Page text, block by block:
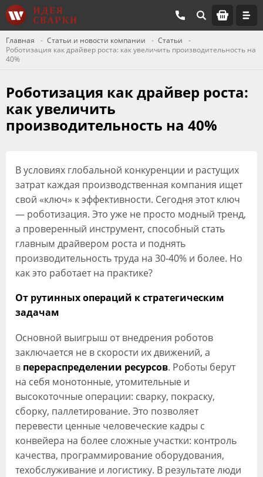
Главная Статьи и новости компании
Статьи
Роботизация как драйвер роста: как увеличить производительность на
40%
Роботизация как драйвер роста:
как увеличить
производительность на 40%
В условиях глобальной конкуренции и растущих
затрат каждая производственная компания ищет
свой «ключ» к эффективности. Сегодня этот ключ
— роботизация. Это уже не просто модный тренд,
а проверенный инструмент, способный стать
главным драйвером роста и поднять
производительность труда на 30-40% и более. Но
как это работает на практике?
От рутинных операций к стратегическим
задачам
Основной выигрыш от внедрения роботов
заключается не в скорости их движений, а
в перераспределении ресурсов. Роботы берут
на себя монотонные, утомительные и
высокоточные операции: сварку, покраску,
сборку, паллетирование. Это позволяет
перевести ценные человеческие кадры с
конвейера на более сложные участки: контроль
качества, программирование оборудования,
техобслуживание и логистику. В результате люди